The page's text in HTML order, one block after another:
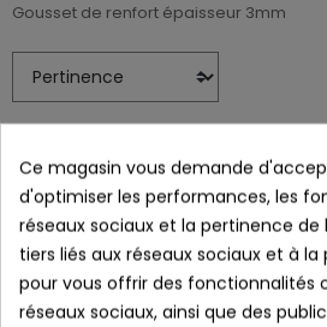
Gousset de renfort épaisseur 3mm
Ce magasin vous demande
d'optimiser les performances, les
réseaux sociaux et la pertinence de
tiers liés aux réseaux sociaux et à
pour vous offrir des fonctionnalités
réseaux sociaux, ainsi que des